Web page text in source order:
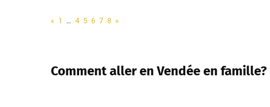
« 1 … 4 5 6 7 8 »
Comment aller en Vendée en famille?